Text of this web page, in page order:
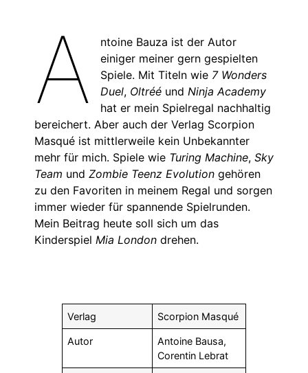
A
ntoine Bauza ist der Autor
einiger meiner gern gespielten
Spiele. Mit Titeln wie 7 Wonders
Duel, Oltréé undNinja Academy
hat er mein Spielregal nachhaltig
bereichert. Aber auch der Verlag Scorpion
Masqué ist mittlerweile kein Unbekannter
mehr für mich. Spiele wie Turing Machine, Sky
Team und Zombie Teenz Evolution gehören
zu den Favoriten in meinem Regal und sorgen
immer wieder für spannende Spielrunden.
Mein Beitrag heute soll sich um das
Kinderspiel Mia London drehen.
Verlag Scorpion Masqué
Autor
Antoine Bausa,
Corentin Lebrat